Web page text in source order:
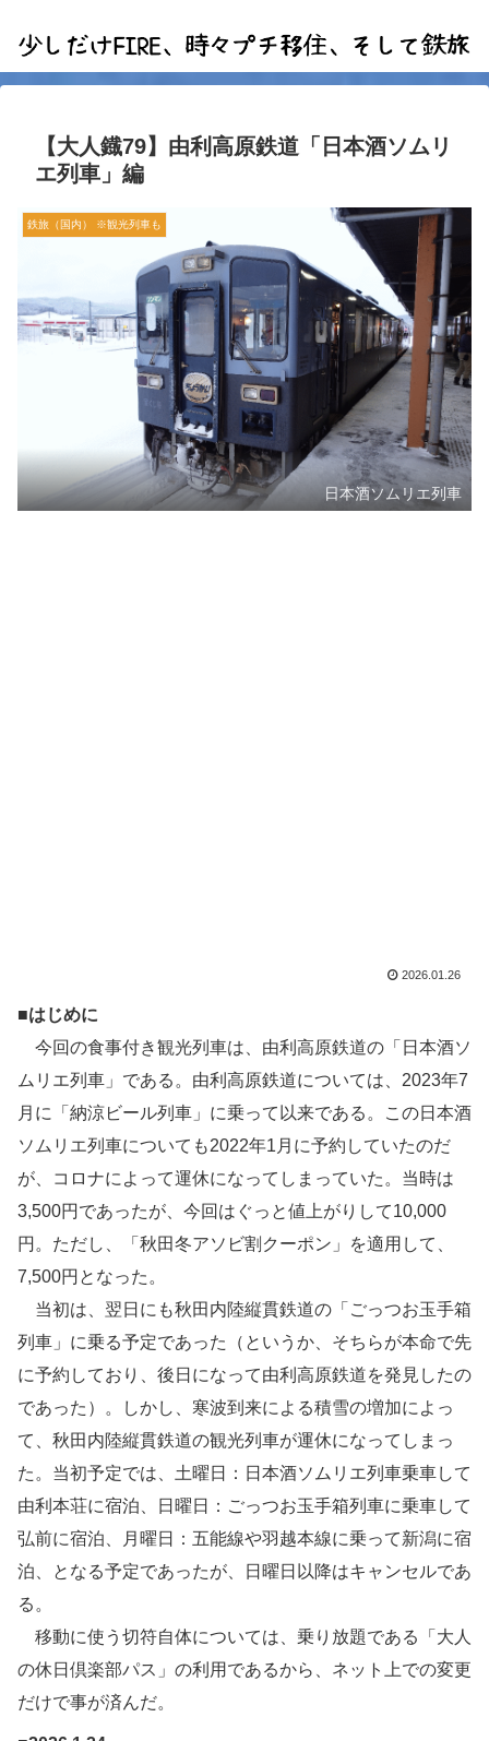
【大人鐡79】由利高原鉄道「日本酒ソムリ
エ列車」編
鉄旅（国内） ※観光列車も
日本酒ソムリエ列車
2026.01.26
■はじめに
今回の食事付き観光列車は、由利高原鉄道の「日本酒ソ
ムリエ列車」である。由利高原鉄道については、2023年7
月に「納涼ビール列車」に乗って以来である。この日本酒
ソムリエ列車についても2022年1月に予約していたのだ
が、コロナによって運休になってしまっていた。当時は
3,500円であったが、今回はぐっと値上がりして10,000
円。ただし、「秋田冬アソビ割クーポン」を適用して、
7,500円となった。
当初は、翌日にも秋田内陸縦貫鉄道の「ごっつお玉手箱
列車」に乗る予定であった（というか、そちらが本命で先
に予約しており、後日になって由利高原鉄道を発見したの
であった）。しかし、寒波到来による積雪の増加によっ
て、秋田内陸縦貫鉄道の観光列車が運休になってしまっ
た。当初予定では、土曜日：日本酒ソムリエ列車乗車して
由利本荘に宿泊、日曜日：ごっつお玉手箱列車に乗車して
弘前に宿泊、月曜日：五能線や羽越本線に乗って新潟に宿
泊、となる予定であったが、日曜日以降はキャンセルであ
る。
移動に使う切符自体については、乗り放題である「大人
の休日倶楽部パス」の利用であるから、ネット上での変更
だけで事が済んだ。